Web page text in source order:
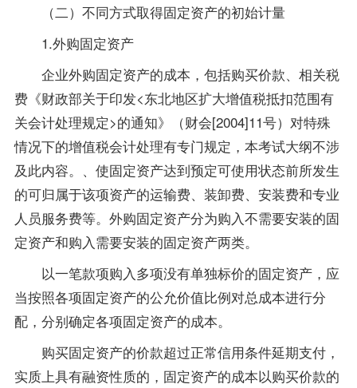
（二）不同方式取得固定资产的初始计量
1.外购固定资产
企业外购固定资产的成本，包括购买价款、相关税
费《财政部关于印发<东北地区扩大增值税抵扣范围有
关会计处理规定>的通知》（财会[2004]11号）对特殊
情况下的增值税会计处理有专门规定，本考试大纲不涉
及此内容。、使固定资产达到预定可使用状态前所发生
的可归属于该项资产的运输费、装卸费、安装费和专业
人员服务费等。外购固定资产分为购入不需要安装的固
定资产和购入需要安装的固定资产两类。
以一笔款项购入多项没有单独标价的固定资产，应
当按照各项固定资产的公允价值比例对总成本进行分
配，分别确定各项固定资产的成本。
购买固定资产的价款超过正常信用条件延期支付，
实质上具有融资性质的，固定资产的成本以购买价款的